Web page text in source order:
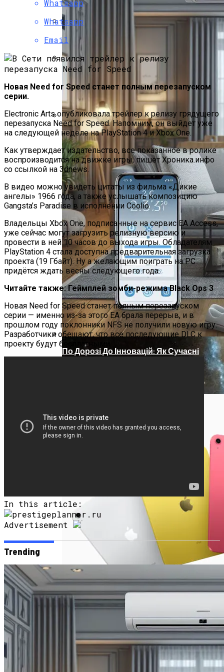
Ученые Назвали Новую Угрозу
Человечеству, Вызванную
Глобальным Потеплением
Телескоп «Хаббл» Показал Необычную
Галактику
Как Изучать Библию
Мир Зазеркалья
По Дорозі До Інновацій: Як Сучасні
Whatsapp
Whatsapp
Email
Новая Need for Speed станет полным перезапуском
серии.
Electronic Arts опубликовала трейлер к релизу грядущего
перезапуска Need for Speed. Напомним, он выйдет уже
на следующей неделе на PlayStation 4 и Xbox One.
Как утверждает издательство, все показанное в ролике
воспроизводится на движке игры, пишет Хроника.инфо
со ссылкой на 3dnews.
В видео можно увидеть цитаты из фильма «Дикие
ангелы» 1966 года, а также услышать композицию
Gangsta’s Paradise в исполнении Coolio.
Владельцы Xbox One, подписанные на сервис EA Access,
уже сейчас могут загрузить релизную версию и
провести в ней 10 часов до выхода игры. Обладателям
PlayStation 4 стала доступна предварительная загрузка
проекта (19 Гбайт). Ну а желающим поиграть на PC
придётся ждать весны следующего года.
Читайте также: Геймплей зомби-режима Black Ops 3
Новая Need for Speed станет полным перезапуском
серии — именно из-за этого EA брала перерыв, и в
прошлом году поклонники NFS не получили новую игру.
Разработчики обещают, что все последующие DLC к
проекту будут бесплатными.
In this article:
Advertisement
Trending